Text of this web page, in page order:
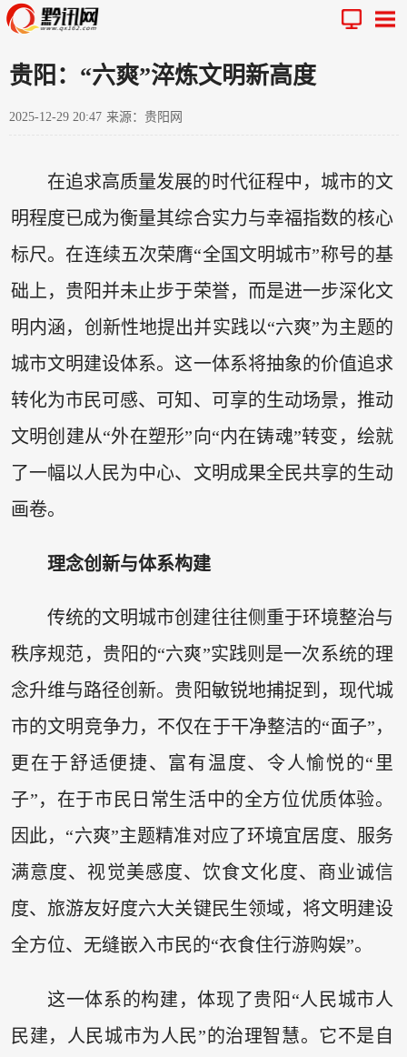
贵阳：“六爽”淬炼文明新高度
2025-12-29 20:47 来源：贵阳网
在追求高质量发展的时代征程中，城市的文
明程度已成为衡量其综合实力与幸福指数的核心
标尺。在连续五次荣膺“全国文明城市”称号的基
础上，贵阳并未止步于荣誉，而是进一步深化文
明内涵，创新性地提出并实践以“六爽”为主题的
城市文明建设体系。这一体系将抽象的价值追求
转化为市民可感、可知、可享的生动场景，推动
文明创建从“外在塑形”向“内在铸魂”转变，绘就
了一幅以人民为中心、文明成果全民共享的生动
画卷。
理念创新与体系构建
传统的文明城市创建往往侧重于环境整治与
秩序规范，贵阳的“六爽”实践则是一次系统的理
念升维与路径创新。贵阳敏锐地捕捉到，现代城
市的文明竞争力，不仅在于干净整洁的“面子”，
更在于舒适便捷、富有温度、令人愉悦的“里
子”，在于市民日常生活中的全方位优质体验。
因此，“六爽”主题精准对应了环境宜居度、服务
满意度、视觉美感度、饮食文化度、商业诚信
度、旅游友好度六大关键民生领域，将文明建设
全方位、无缝嵌入市民的“衣食住行游购娱”。
这一体系的构建，体现了贵阳“人民城市人
民建，人民城市为人民”的治理智慧。它不是自